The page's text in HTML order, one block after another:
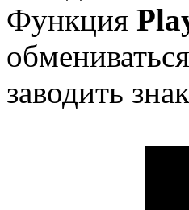
Функция
заводить